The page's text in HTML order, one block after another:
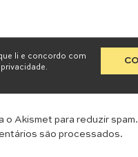
li e concordo com
.
o Akismet para reduzir spam.
são processados.